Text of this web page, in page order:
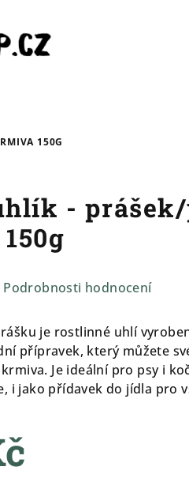
150G
-
Podrobnosti hodnocení
je rostlinné uhlí
přípravek, který můžete
Je ideální pro psy i
i jako přídavek do jídla pro